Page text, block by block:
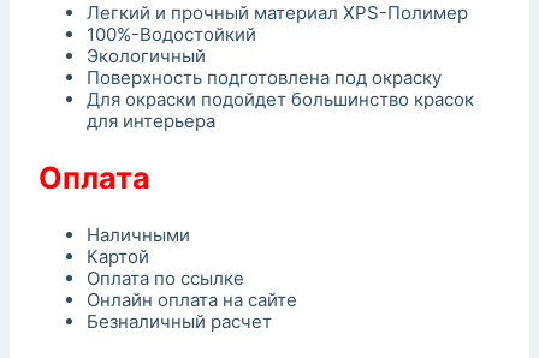
Легкий и прочный материал XPS-Полимер
100%-Водостойкий
Экологичный
Поверхность подготовлена под окраску
Для окраски подойдет большинство красок
для интерьера
Оплата
Наличными
Картой
Оплата по ссылке
Онлайн оплата на сайте
Безналичный расчет